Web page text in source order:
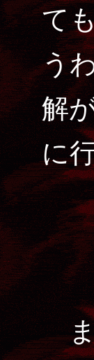
て
う
解
に
ま